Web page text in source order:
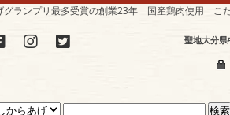
グランプリ最多受賞の創業23年 国産鶏肉使用 こ
聖地大分